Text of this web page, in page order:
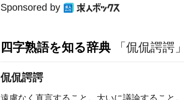
Sponsored by
四字熟語を知る辞典 「侃侃諤諤
侃侃諤諤
遠慮なく直言すること。大いに議論すること。